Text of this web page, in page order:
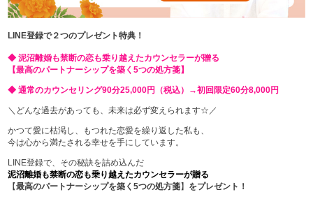
LINE登録で２つのプレゼント特典！
◆ 泥沼離婚も禁断の恋も乗り越えたカウンセラーが贈る
【最高のパートナーシップを築く5つの処方箋】
◆ 通常のカウンセリング90分25,000円（税込）→初回限定60分8,000円
＼どんな過去があっても、未来は必ず変えられます☆／
かつて愛に枯渇し、もつれた恋愛を繰り返した私も、
今は心から満たされる幸せを手にしています。
LINE登録で、その秘訣を詰め込んだ
泥沼離婚も禁断の恋も乗り越えたカウンセラーが贈る
【最高のパートナーシップを築く5つの処方箋】 をプレゼント！